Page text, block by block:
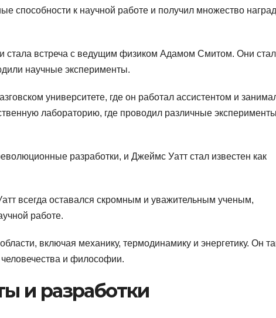
способности к научной работе и получил множество
встреча с ведущим физиком Адамом Смитом. Они
научные эксперименты.
университете, где он работал ассистентом и
лабораторию, где проводил различные
разработки, и Джеймс Уатт стал известен как
всегда оставался скромным и уважительным ученым,
работе.
включая механику, термодинамику и энергетику. Он
и философии.
и разработки